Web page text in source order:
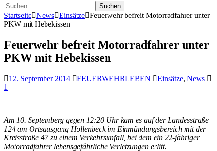
Suchen
nach:
Startseite News Einsätze Feuerwehr befreit Motorradfahrer unter
PKW mit Hebekissen
Feuerwehr befreit Motorradfahrer unter
PKW mit Hebekissen
12. September 2014 FEUERWEHRLEBEN Einsätze, News
1
Am 10. Septemberg gegen 12:20 Uhr kam es auf der Landesstraße
124 am Ortsausgang Hollenbeck im Einmündungsbereich mit der
Kreisstraße 47 zu einem Verkehrsunfall, bei dem ein 22-jähriger
Motorradfahrer lebensgefährliche Verletzungen erlitt.